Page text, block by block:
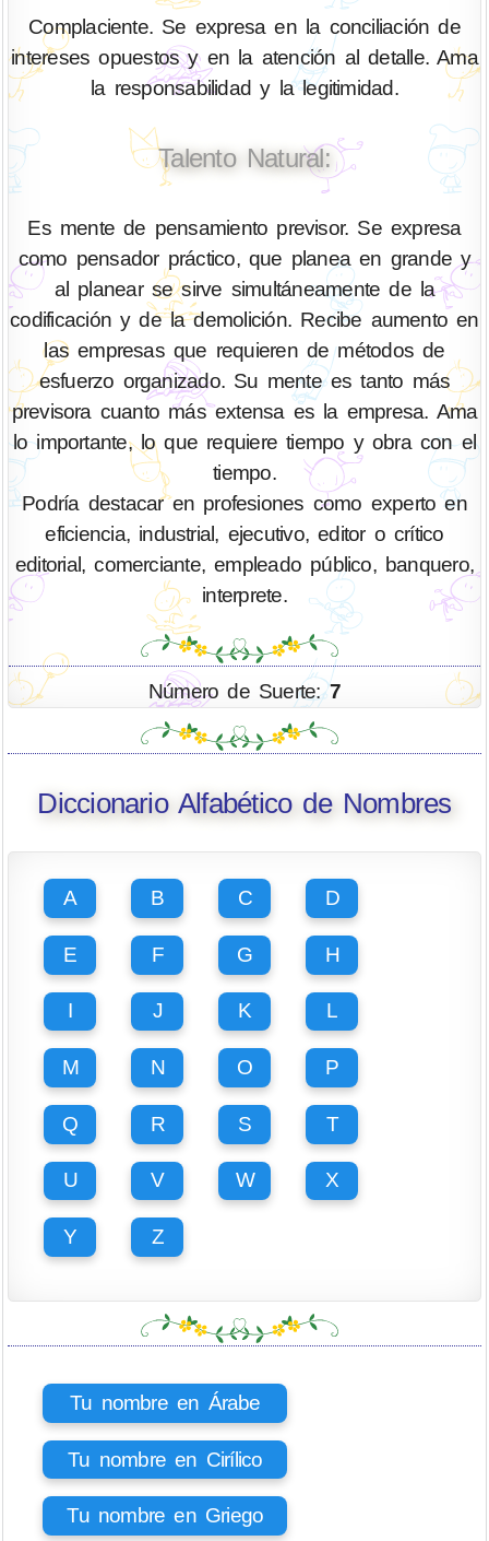
Complaciente. Se expresa en la conciliación de
intereses opuestos y en la atención al detalle. Ama
la responsabilidad y la legitimidad.
Talento Natural:
Es mente de pensamiento previsor. Se expresa
como pensador práctico, que planea en grande y
al planear se sirve simultáneamente de la
codificación y de la demolición. Recibe aumento en
las empresas que requieren de métodos de
esfuerzo organizado. Su mente es tanto más
previsora cuanto más extensa es la empresa. Ama
lo importante, lo que requiere tiempo y obra con el
tiempo.
Podría destacar en profesiones como experto en
eficiencia, industrial, ejecutivo, editor o crítico
editorial, comerciante, empleado público, banquero,
interprete.
Número de Suerte:7
Diccionario Alfabético de Nombres
A B C D
E F G H
I J K L
M N O P
Q R S T
U V W X
Y Z
Tu nombre en Árabe
Tu nombre en Cirílico
Tu nombre en Griego